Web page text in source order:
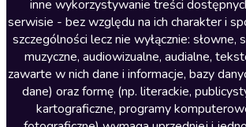
Literatura faktu
Literatura obyczajowa
Literatura piękna obca
Literatura piękna polska
Nagrania relaksacyjne
inne wykorzystywanie treści
serwisie - bez względu na ich charakter i
szczególności lecz nie wyłącznie: słowne,
muzyczne, audiowizualne, audialne,
zawarte w nich dane i informacje, bazy
dane) oraz formę (np. literackie,
kartograficzne, programy